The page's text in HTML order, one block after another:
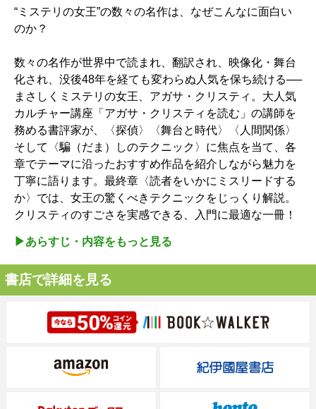
“ミステリの女王”の数々の名作は、なぜこんなに面白い
のか？
数々の名作が世界中で読まれ、翻訳され、映像化・舞台
化され、没後48年を経ても変わらぬ人気を保ち続ける──
まさしくミステリの女王、アガサ・クリスティ。大人気
カルチャー講座「アガサ・クリスティを読む」の講師を
務める書評家が、〈探偵〉〈舞台と時代〉〈人間関係〉
そして〈騙（だま）しのテクニック〉に焦点を当て、各
章でテーマに沿ったおすすめ作品を紹介しながら魅力を
丁寧に語ります。最終章〈読者をいかにミスリードする
か〉では、女王の驚くべきテクニックをじっくり解説。
クリスティのすごさを実感できる、入門に最適な一冊！
▶︎あらすじ・内容をもっと見る
書店で詳細を見る